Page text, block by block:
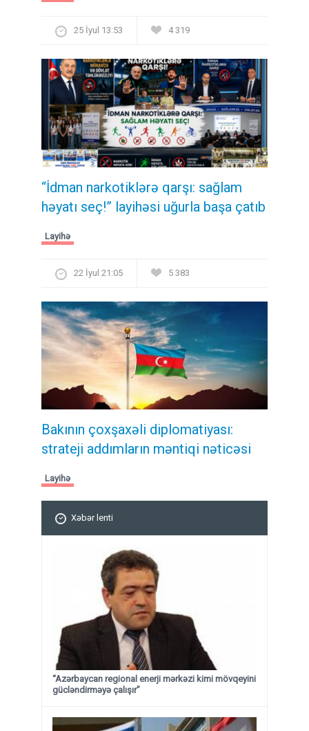
25 İyul 13:53 4 319
“İdman narkotiklərə qarşı: sağlam
həyatı seç!” layihəsi uğurla başa çatıb
Layihə
22 İyul 21:05 5 383
Bakının çoxşaxəli diplomatiyası:
strateji addımların məntiqi nəticəsi
Layihə
Xəbər lenti
“Azərbaycan regional enerji mərkəzi kimi mövqeyini
gücləndirməyə çalışır”